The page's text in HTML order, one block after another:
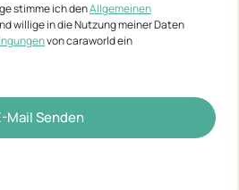
stimme ich denAllgemeinen
willige in die Nutzung meiner Daten
von caraworld ein
Mail Senden